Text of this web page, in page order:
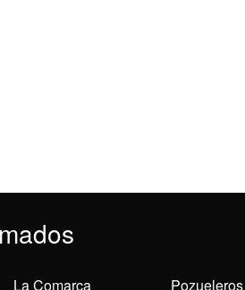
La Comarca Pozueleros